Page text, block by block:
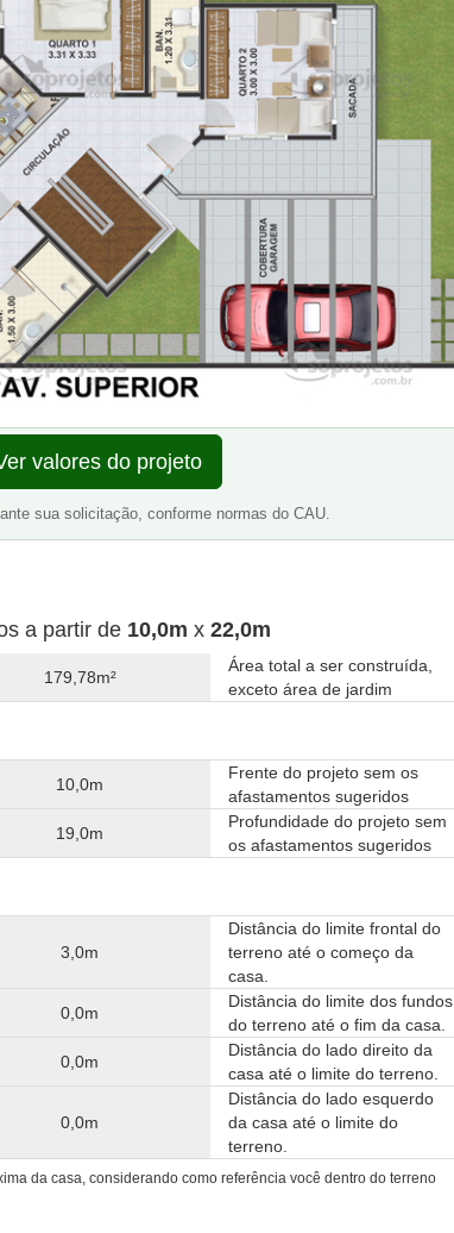
valores do projeto
sua solicitação, conforme normas do CAU.
a partir de 10,0m x 22,0m
179,78m²
Área total a ser construída,
exceto área de jardim
10,0m
Frente do projeto sem os
afastamentos sugeridos
19,0m
Profundidade do projeto sem
os afastamentos sugeridos
3,0m
Distância do limite frontal do
terreno até o começo da
casa.
0,0m
Distância do limite dos fundos
do terreno até o fim da casa.
0,0m
Distância do lado direito da
casa até o limite do terreno.
0,0m
Distância do lado esquerdo
da casa até o limite do
terreno.
da casa, considerando como referência você dentro do terreno